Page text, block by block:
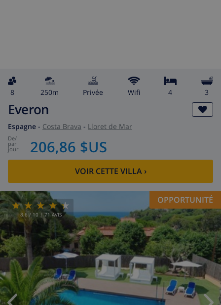
8 250m privée wifi 4 3
Everon
Espagne - Costa Brava - Lloret de Mar
de/
par
jour 206,86 $US
VOIR CETTE VILLA›
8.6/ 10 |71 AVIS
OPPORTUNITÉ